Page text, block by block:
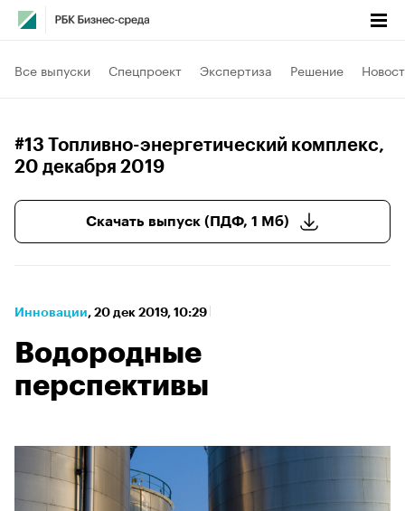
Все выпуски Спецпроект Экспертиза Решение
#13 Топливно-энергетический комплекс,
20 декабря 2019
Скачать выпуск (ПДФ, 1 Мб)
Инновации⁠, 20 дек 2019, 10:29
Водородные
перспективы